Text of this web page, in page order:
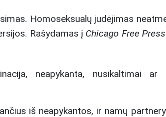
Homoseksualų judėjimas
Rašydamas į Chicago Free Press
neapykanta, nusikaltimai
iš neapykantos, ir namų